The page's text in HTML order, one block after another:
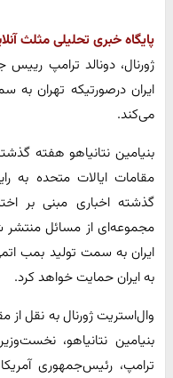
پایگاه خبری تحلیلی مثلث
ژورنال، دونالد ترامپ رییس
ایران درصورتیکه تهران
می‌کند.
بنیامین نتانیاهو هفته
مقامات ایالات متحده به
گذشته اخباری مبنی بر
مجموعه‌ای از مسائل منتشر
ایران به سمت تولید بمب
به ایران حمایت خواهد کرد.
وال‌استریت ژورنال به نقل از
بنیامین نتانیاهو،
ترامپ، رئیس‌جمهوری